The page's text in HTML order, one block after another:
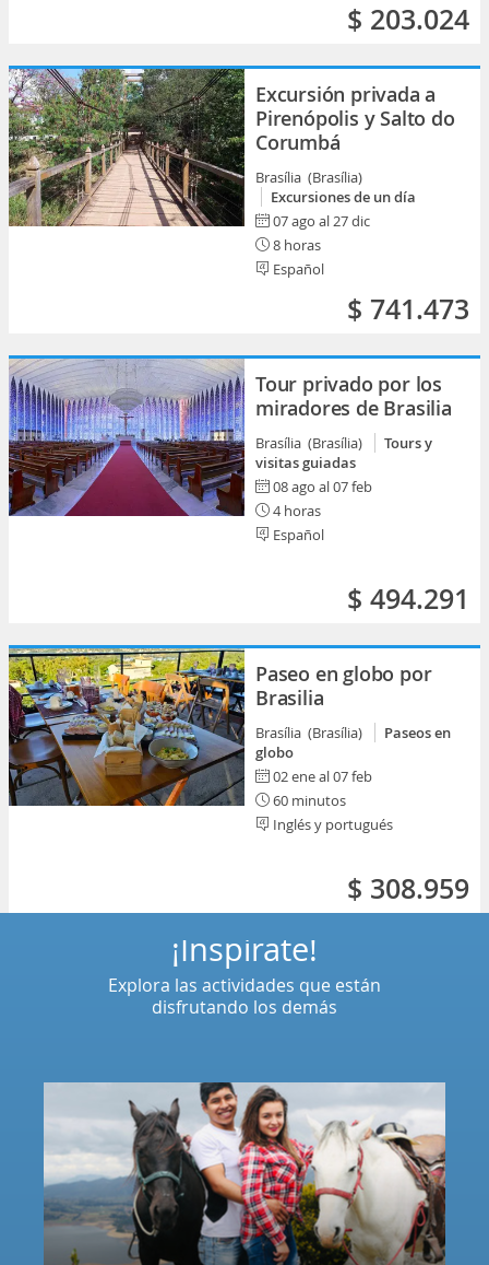
$ 203.024
Excursión privada a
Pirenópolis y Salto do
Corumbá
Brasília (Brasília)
Excursiones de un día
07 ago al 27 dic
8 horas
Español
$ 741.473
Tour privado por los
miradores de Brasilia
Brasília (Brasília)
Tours y
visitas guiadas
08 ago al 07 feb
4 horas
Español
$ 494.291
Paseo en globo por
Brasilia
Brasília (Brasília)
Paseos en
globo
02 ene al 07 feb
60 minutos
Inglés y portugués
$ 308.959
¡Inspírate!
Explora las actividades que están
disfrutando los demás